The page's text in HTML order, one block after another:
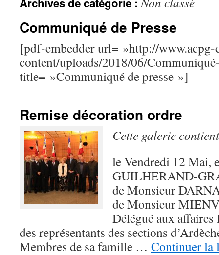
Communiqué de Presse
[pdf-embedder url= »http://
content/uploads/2018/06/
title= »Communiqué de presse »]
Remise décoration ordre
Cette galerie
le Vendredi 12 Mai,
GUILHERAND-
de Monsieur
de Monsieur
Délégué aux
des représentants des sections
Membres de sa famille … Continuer la